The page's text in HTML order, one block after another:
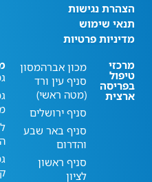
הצהרת נגישות
תנאי שימוש
מדיניות פרטיות
מרכזי
טיפול
בפריסה
ארצית
מכון אברהמסון
סניף עין ורד
(מטה ראשי)
סניף ירושלים
סניף באר שבע
והדרום
סניף ראשון
לציון